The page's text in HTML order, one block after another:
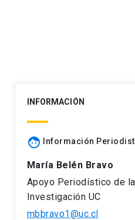
INFORMACIÓN
face Información
María Belén Bravo
Apoyo Periodístico de
Investigación UC
mbbravo1@uc.cl